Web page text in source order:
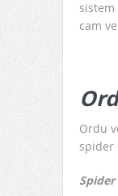
sistem
cam
Ordu
spider